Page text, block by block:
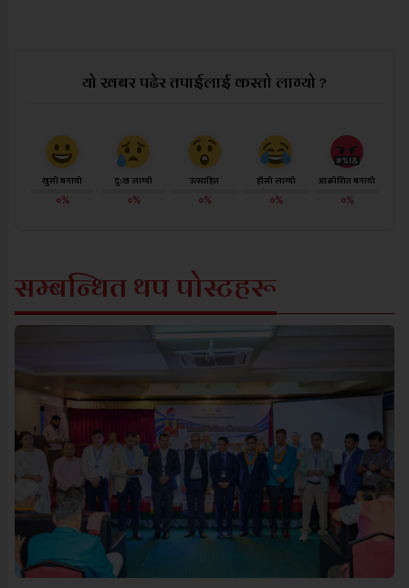
यो खबर पढेर तपाईलाई कस्तो लाग्यो ?
खुसी बनायो
०%
दु:ख लाग्यो
०%
उत्साहित
०%
हाँसो लाग्यो
०%
आक्रोशित बनायो
०%
सम्बन्धित थप पोस्टहरू